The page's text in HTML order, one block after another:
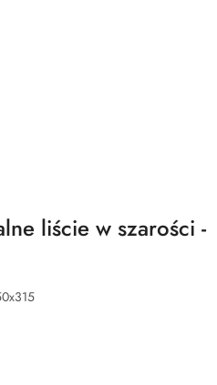
liście w szarości -